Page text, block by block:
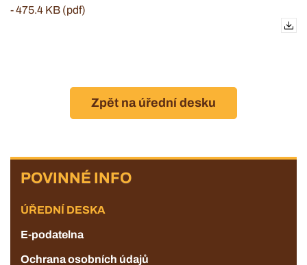
POVINNÉ
INFO
POVINNÉ INFO
ÚŘEDNÍ DESKA
E-podatelna
Ochrana osobních údajů
-475.4 KB (pdf)
Zpět na úřední desku